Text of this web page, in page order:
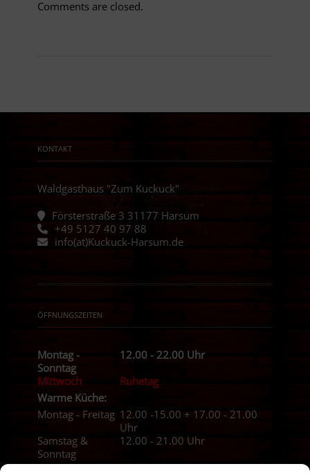
Comments are closed.
KONTAKT
Waldgasthaus "Zum Kuckuck"
Försterstraße 3 31177 Harsum
+49 5127 40 97 88
info(at)Kuckuck-Harsum.de
ÖFFNUNGSZEITEN
Montag -
Sonntag
12.00 - 22.00 Uhr
Mittwoch
Ruhetag
Warme Küche:
Montag - Freitag 12.00 -15.00 + 17.00 - 21.00
Uhr
Samstag &
Sonntag
12.00 - 21.00 Uhr